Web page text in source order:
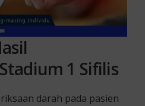
Stadium 1 Sifilis
darah pada pasien